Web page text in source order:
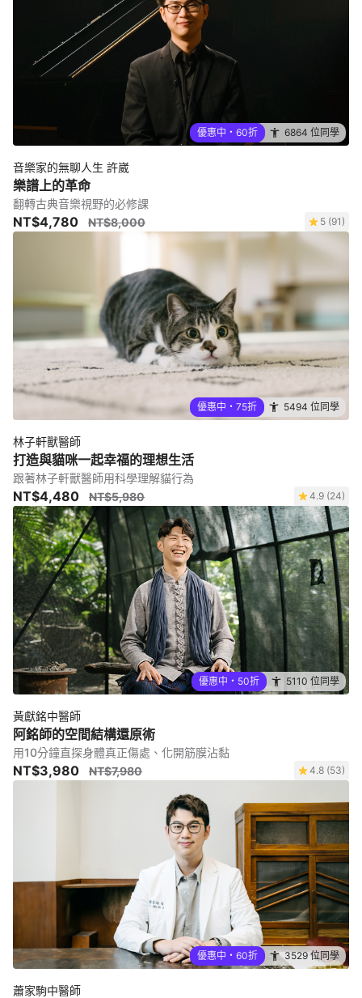
優惠中・60折 6864 位同學
音樂家的無聊人生 許崴
樂譜上的革命
翻轉古典音樂視野的必修課
NT$4,780 NT$8,000 5 (91)
優惠中・75折 5494 位同學
林子軒獸醫師
打造與貓咪一起幸福的理想生活
跟著林子軒獸醫師用科學理解貓行為
NT$4,480 NT$5,980 4.9 (24)
優惠中・50折 5110 位同學
黃獻銘中醫師
阿銘師的空間結構還原術
用10分鐘直探身體真正傷處、化開筋膜沾黏
NT$3,980 NT$7,980 4.8 (53)
優惠中・60折 3529 位同學
蕭家駒中醫師